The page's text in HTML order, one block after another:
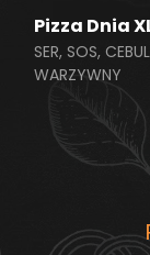
Pizza Dnia
SER, SOS,
WARZYWNY